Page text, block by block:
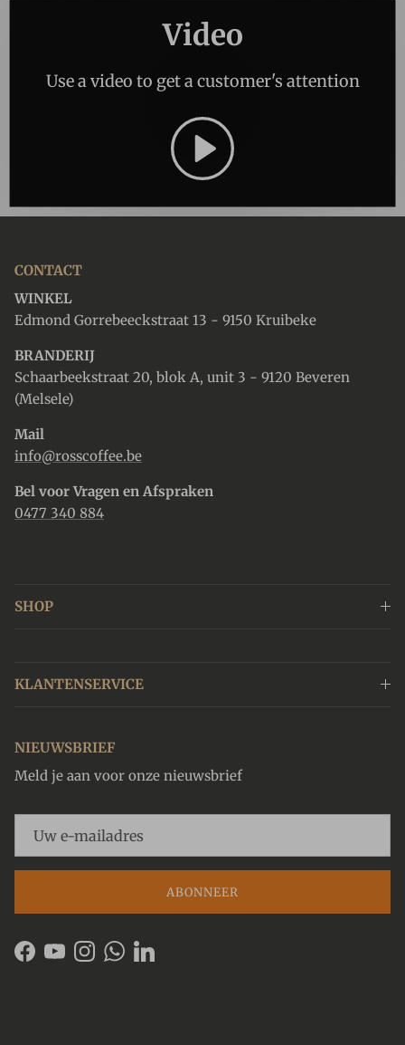
Video
Use a video to get a customer's attention
Spelen
CONTACT
WINKEL
Edmond Gorrebeeckstraat 13 - 9150 Kruibeke
BRANDERIJ
Schaarbeekstraat 20, blok A, unit 3 - 9120 Beveren
(Melsele)
Mail
info@rosscoffee.be
Bel voor Vragen en Afspraken
0477 340 884
SHOP
KLANTENSERVICE
NIEUWSBRIEF
Meld je aan voor onze nieuwsbrief
ABONNEER
Facebook
YouTubeInstagram
WhatsApp
LinkedIn